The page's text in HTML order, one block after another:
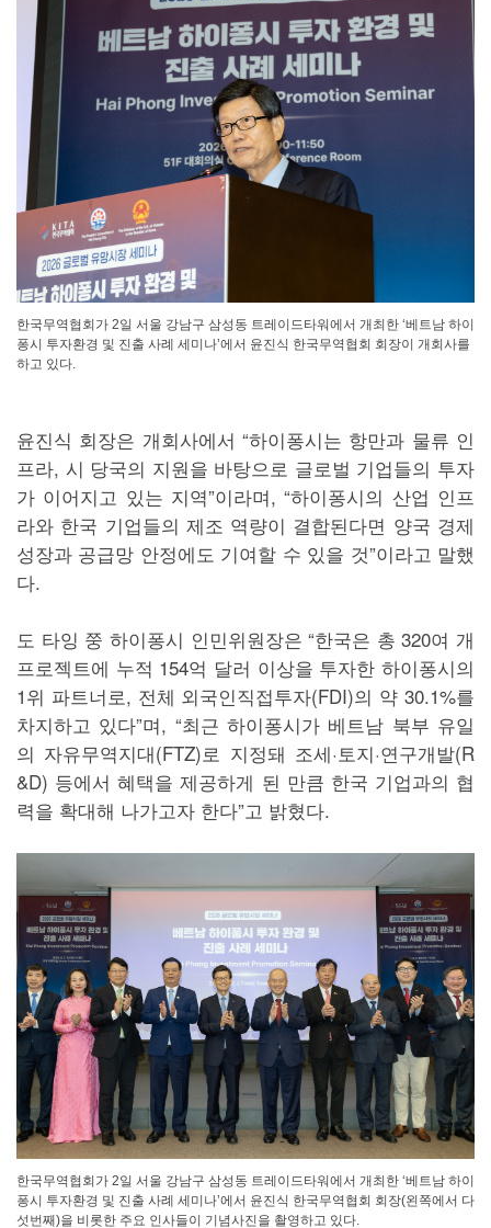
한국무역협회가 2일 서울 강남구 삼성동 트레이드타워에서 개최한 ‘베트남 하이
퐁시 투자환경 및 진출 사례 세미나’에서 윤진식 한국무역협회 회장이 개회사를
하고 있다.
윤진식 회장은 개회사에서 “하이퐁시는 항만과 물류 인
프라, 시 당국의 지원을 바탕으로 글로벌 기업들의 투자
가 이어지고 있는 지역”이라며, “하이퐁시의 산업 인프
라와 한국 기업들의 제조 역량이 결합된다면 양국 경제
성장과 공급망 안정에도 기여할 수 있을 것”이라고 말했
다.
도 타잉 쭝 하이퐁시 인민위원장은 “한국은 총 320여 개
프로젝트에 누적 154억 달러 이상을 투자한 하이퐁시의
1위 파트너로, 전체 외국인직접투자(FDI)의 약 30.1%를
차지하고 있다”며, “최근 하이퐁시가 베트남 북부 유일
의 자유무역지대(FTZ)로 지정돼 조세·토지·연구개발(R
&D) 등에서 혜택을 제공하게 된 만큼 한국 기업과의 협
력을 확대해 나가고자 한다”고 밝혔다.
한국무역협회가 2일 서울 강남구 삼성동 트레이드타워에서 개최한 ‘베트남 하이
퐁시 투자환경 및 진출 사례 세미나’에서 윤진식 한국무역협회 회장(왼쪽에서 다
섯번째)을 비롯한 주요 인사들이 기념사진을 촬영하고 있다.